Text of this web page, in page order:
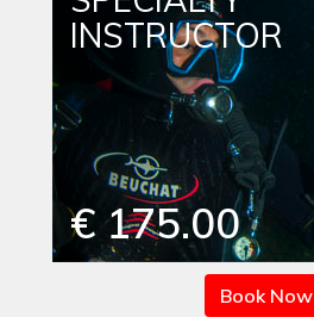
INSTRUCTOR
€ 175.00
Book Now